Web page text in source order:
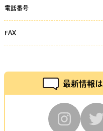
電話番号
FAX
最新情報は